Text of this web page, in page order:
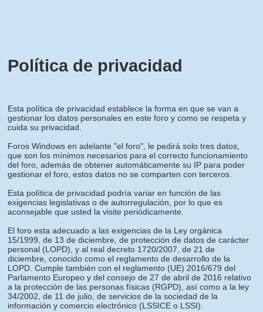
Política de privacidad
Esta política de privacidad establece la forma en que se van a
gestionar los datos personales en este foro y como se respeta y
cuida su privacidad.
Foros Windows en adelante "el foro", le pedirá solo tres datos,
que son los mínimos necesarios para el correcto funcionamiento
del foro, además de obtener automáticamente su IP para poder
gestionar el foro, estos datos no se comparten con terceros.
Esta política de privacidad podría variar en función de las
exigencias legislativas o de autorregulación, por lo que es
aconsejable que usted la visite periódicamente.
El foro esta adecuado a las exigencias de la Ley orgánica
15/1999, de 13 de diciembre, de protección de datos de carácter
personal (LOPD), y al real decreto 1720/2007, de 21 de
diciembre, conocido como el reglamento de desarrollo de la
LOPD. Cumple también con el reglamento (UE) 2016/679 del
Parlamento Europeo y del consejo de 27 de abril de 2016 relativo
a la protección de las personas físicas (RGPD), así como a la ley
34/2002, de 11 de julio, de servicios de la sociedad de la
información y comercio electrónico (LSSICE o LSSI).